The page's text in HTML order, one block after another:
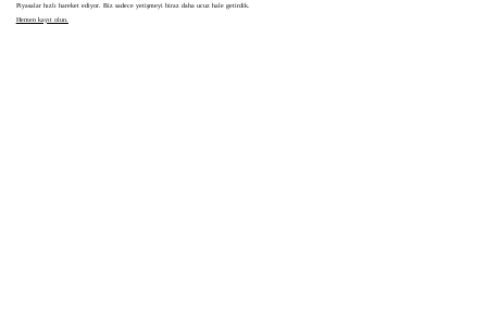
Piyasalar hızlı hareket ediyor. Biz sadece yetişmeyi biraz daha ucuz hale getirdik.
Hemen kayıt olun.